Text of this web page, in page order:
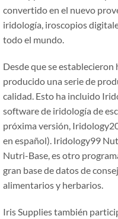
convertido en el nuevo
iridología, iroscopios
todo el mundo.
Desde que se establecieron
producido una serie de
calidad. Esto ha incluido
software de iridología de
próxima versión,
en español). Iridology99
Nutri-Base, es otro
gran base de datos de
alimentarios y herbarios.
Iris Supplies también